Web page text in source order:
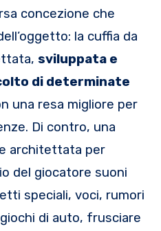
concezione che
la cuffia da
sviluppata e
di determinate
una resa migliore per
Di contro, una
architettata per
del giocatore suoni
speciali, voci, rumori
di auto, frusciare